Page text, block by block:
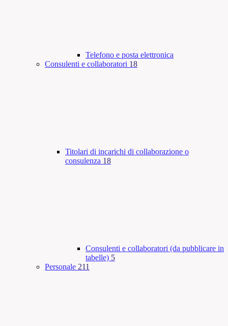
Telefono e posta elettronica
Consulenti e collaboratori 18
Titolari di incarichi di collaborazione o
consulenza 18
Consulenti e collaboratori (da pubblicare in
tabelle) 5
Personale 211